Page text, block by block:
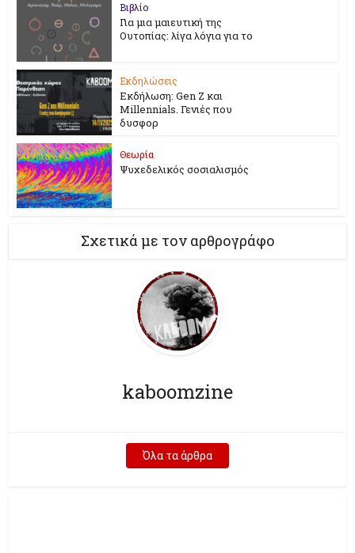
Βιβλίο
Για μια μαιευτική της
Ουτοπίας: λίγα λόγια για το
Εκδηλώσεις
Εκδήλωση: Gen Z και
Millennials. Γενιές που
δυσφορ
Θεωρία
Ψυχεδελικός σοσιαλισμός
Σχετικά με τον αρθρογράφο
kaboomzine
Όλα τα άρθρα